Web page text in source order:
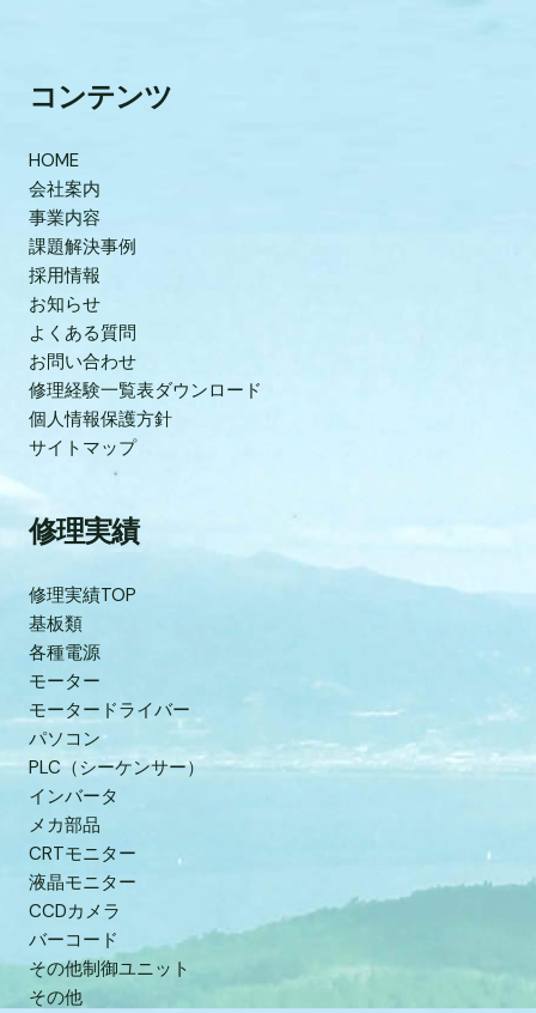
コンテンツ
HOME
会社案内
事業内容
課題解決事例
採用情報
お知らせ
よくある質問
お問い合わせ
修理経験一覧表ダウンロード
個人情報保護方針
サイトマップ
修理実績
修理実績TOP
基板類
各種電源
モーター
モータードライバー
パソコン
PLC（シーケンサー）
インバータ
メカ部品
CRTモニター
液晶モニター
CCDカメラ
バーコード
その他制御ユニット
その他